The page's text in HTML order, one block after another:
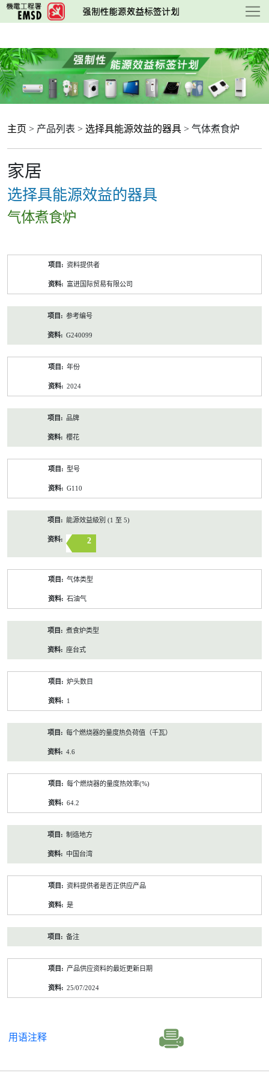
跳
至
要
内
容
主页 > 产品列表 > 选择具能源效益的器具 > 气体煮食炉
家居
选择具能源效益的器具
气体煮食炉
资料提供者
富进国际贸易有限公司
参考编号
G240099
年份
2024
品牌
櫻花
型号
G110
能源效益級別 (1 至 5)
2
气体类型
石油气
煮食炉类型
座台式
炉头数目
1
每个燃烧器的量度热负荷值（千瓦）
4.6
每个燃烧器的量度热效率(%)
64.2
制造地方
中国台湾
资料提供者是否正供应产品
是
备注
产品供应资料的最近更新日期
25/07/2024
用语注释